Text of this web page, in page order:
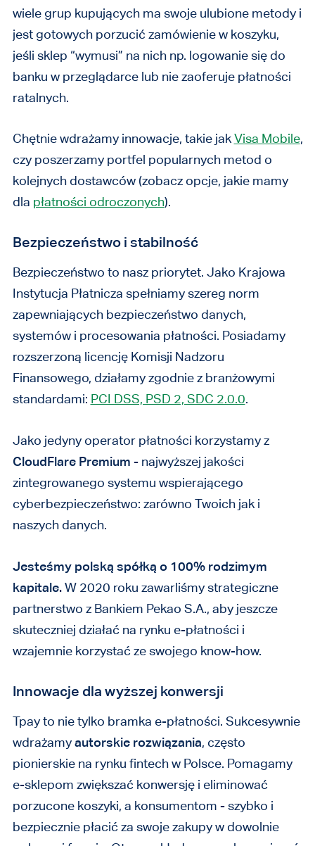
wiele grup kupujących ma swoje ulubione metody i
jest gotowych porzucić zamówienie w koszyku,
jeśli sklep “wymusi” na nich np. logowanie się do
banku w przeglądarce lub nie zaoferuje płatności
ratalnych.
Chętnie wdrażamy innowacje, takie jakVisa Mobile,
czy poszerzamy portfel popularnych metod o
kolejnych dostawców (zobacz opcje, jakie mamy
dla płatności odroczonych).
Bezpieczeństwo i stabilność
Bezpieczeństwo to nasz priorytet. Jako Krajowa
Instytucja Płatnicza spełniamy szereg norm
zapewniających bezpieczeństwo danych,
systemów i procesowania płatności. Posiadamy
rozszerzoną licencję Komisji Nadzoru
Finansowego, działamy zgodnie z branżowymi
standardami: PCI DSS, PSD 2, SDC 2.0.0.
Jako jedyny operator płatności korzystamy z
CloudFlare Premium - najwyższej jakości
zintegrowanego systemu wspierającego
cyberbezpieczeństwo: zarówno Twoich jak i
naszych danych.
Jesteśmy polską spółką o 100% rodzimym
kapitale.W 2020 roku zawarliśmy strategiczne
partnerstwo z Bankiem Pekao S.A., aby jeszcze
skuteczniej działać na rynku e-płatności i
wzajemnie korzystać ze swojego know-how.
Innowacje dla wyższej konwersji
Tpay to nie tylko bramka e-płatności. Sukcesywnie
wdrażamyautorskie rozwiązania, często
pionierskie na rynku fintech w Polsce. Pomagamy
e-sklepom zwiększać konwersję i eliminować
porzucone koszyki, a konsumentom - szybko i
bezpiecznie płacić za swoje zakupy w dowolnie